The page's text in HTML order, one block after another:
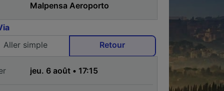
Aller simple
Retour